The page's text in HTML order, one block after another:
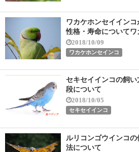
ワカケホンセイイン
性格・寿命について
2018/10/09
ワカケホンセインコ
セキセイインコの飼
段について
2018/10/05
セキセイインコ
ルリコンゴウインコ
法について